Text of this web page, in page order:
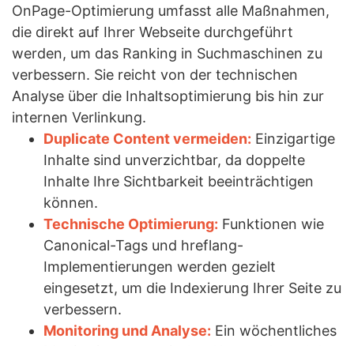
OnPage-Optimierung umfasst alle Maßnahmen,
die direkt auf Ihrer Webseite durchgeführt
werden, um das Ranking in Suchmaschinen zu
verbessern. Sie reicht von der technischen
Analyse über die Inhaltsoptimierung bis hin zur
internen Verlinkung.
Duplicate Content vermeiden: Einzigartige
Inhalte sind unverzichtbar, da doppelte
Inhalte Ihre Sichtbarkeit beeinträchtigen
können.
Technische Optimierung: Funktionen wie
Canonical-Tags und hreflang-
Implementierungen werden gezielt
eingesetzt, um die Indexierung Ihrer Seite zu
verbessern.
Monitoring und Analyse: Ein wöchentliches